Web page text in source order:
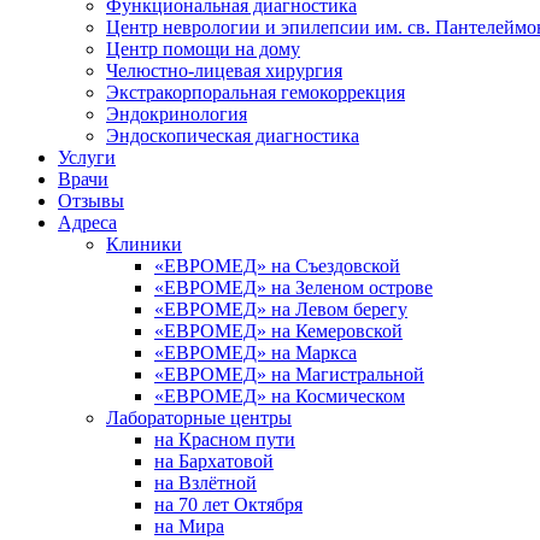
Функциональная диагностика
Центр неврологии и эпилепсии им. св.
Центр помощи на дому
Челюстно-лицевая хирургия
Экстракорпоральная гемокоррекция
Эндокринология
Эндоскопическая диагностика
Услуги
Врачи
Отзывы
Адреса
Клиники
«ЕВРОМЕД» на Съездовской
«ЕВРОМЕД» на Зеленом острове
«ЕВРОМЕД» на Левом берегу
«ЕВРОМЕД» на Кемеровской
«ЕВРОМЕД» на Маркса
«ЕВРОМЕД» на Магистральной
«ЕВРОМЕД» на Космическом
Лабораторные центры
на Красном пути
на Бархатовой
на Взлётной
на 70 лет Октября
на Мира